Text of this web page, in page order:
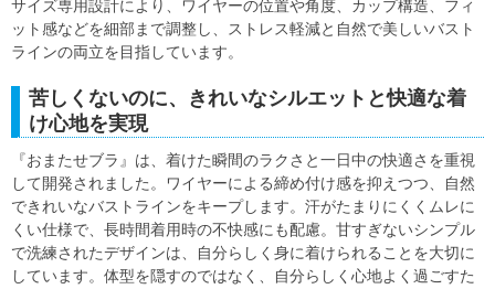
サイズ専用設計により、ワイヤーの位置や角度、カップ構造、フィ
ット感などを細部まで調整し、ストレス軽減と自然で美しいバスト
ラインの両立を目指しています。
苦しくないのに、きれいなシルエットと快適な着
け心地を実現
『おまたせブラ』は、着けた瞬間のラクさと一日中の快適さを重視
して開発されました。ワイヤーによる締め付け感を抑えつつ、自然
できれいなバストラインをキープします。汗がたまりにくくムレに
くい仕様で、長時間着用時の不快感にも配慮。甘すぎないシンプル
で洗練されたデザインは、自分らしく身に着けられることを大切に
しています。体型を隠すのではなく、自分らしく心地よく過ごすた